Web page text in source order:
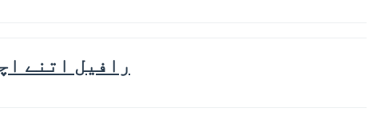
رافیل اتنے اچھے نہیں،